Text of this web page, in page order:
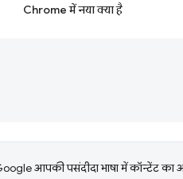
Chrome में नया क्या है
आपकी पसंदीदा भाषा में कॉन्टेंट